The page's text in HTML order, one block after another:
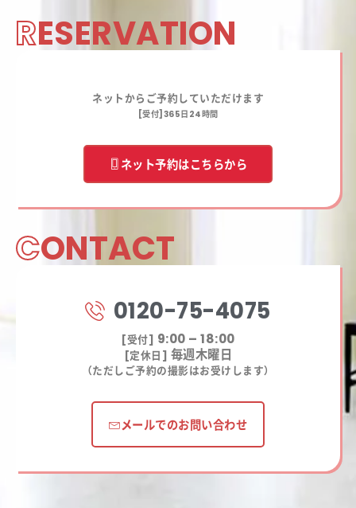
RESERVATION
ネットからご予約していただけます
[受付]365日24時間
ネット予約はこちらから
CONTACT
0120-75-4075
[受付] 9:00 – 18:00
[定休日] 毎週木曜日
（ただしご予約の撮影はお受けします）
メールでのお問い合わせ